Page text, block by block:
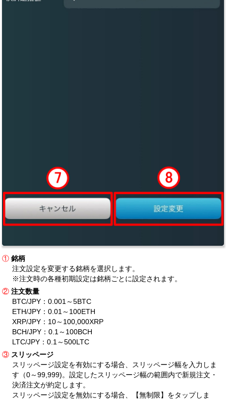
① 銘柄
注文設定を変更する銘柄を選択します。
※注文時の各種初期設定は銘柄ごとに設定されます。
② 注文数量
BTC/JPY：0.001～5BTC
ETH/JPY：0.01～100ETH
XRP/JPY：10～100,000XRP
BCH/JPY：0.1～100BCH
LTC/JPY：0.1～500LTC
③ スリッページ
スリッページ設定を有効にする場合、スリッページ幅を入力しま
す（0～99,999)。設定したスリッページ幅の範囲内で新規注文・
決済注文が約定します。
スリッページ設定を無効にする場合、【無制限】をタップしま